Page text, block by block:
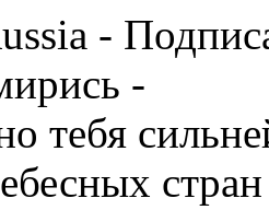
-
-
тебя
стран